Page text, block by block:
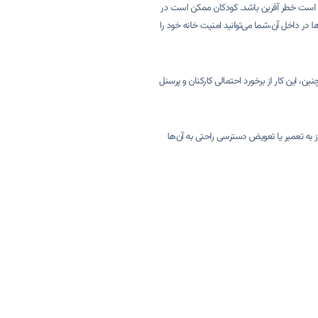
است خطر آفرین باشد. کودکان ممکن است در
انتخاب کنند، که هر دو می‌تواند بسیار خطرناک باشد. با استفاده از یک داکت برق ساده 20*20 و قراردادن سیم‌ها در داخل آن،شما می‌توانید امنیت خانه خود را
این کار از برخورد احتمالی کارکنان و پرسنل
تعمیر یا تعویض دسترسی راحتی به آن‌ها